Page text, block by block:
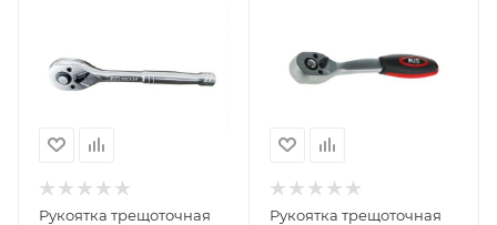
Рукоятка трещоточная
Рукоятка трещоточная